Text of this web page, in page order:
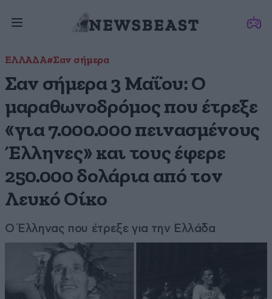
ΕΛΛΑΔΑ#Σαν σήμερα
Σαν σήμερα 3 Μαΐου: Ο
μαραθωνοδρόμος που έτρεξε
«για 7.000.000 πεινασμένους
Έλληνες» και τους έφερε
250.000 δολάρια από τον
Λευκό Οίκο
O Έλληνας που έτρεξε για την Ελλάδα